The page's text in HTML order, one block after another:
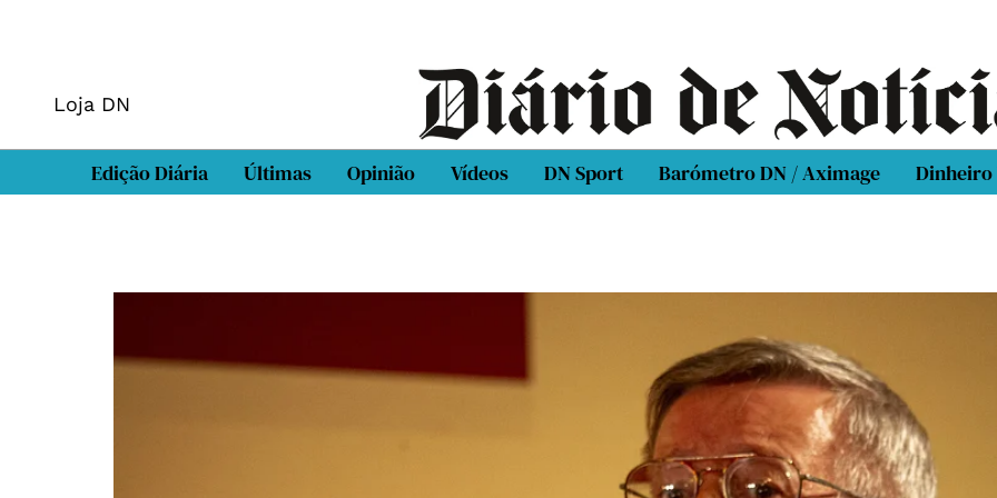
Loja DN
Edição Diária Últimas Opinião Vídeos DN Sport Barómetro DN / Aximage Dinheiro